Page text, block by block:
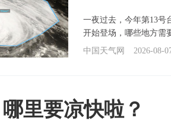
一夜过去，今年第13号
开始登场，哪些地方需
中国天气网
2026-08-
里要凉快啦？